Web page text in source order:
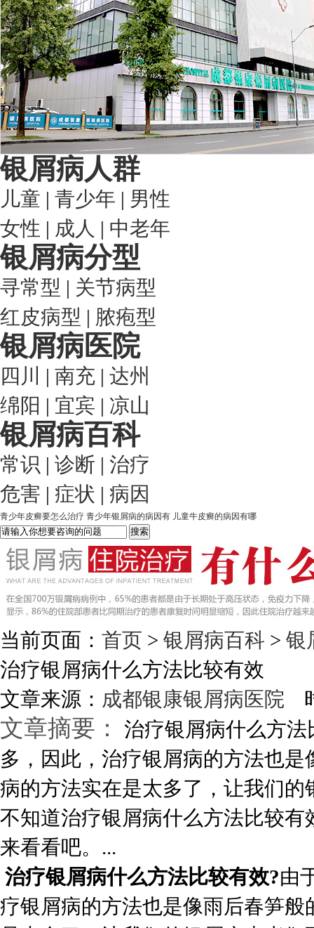
银屑病人群
儿童 | 青少年 | 男性
女性 | 成人 | 中老年
银屑病分型
寻常型 | 关节病型
红皮病型 | 脓疱型
银屑病医院
四川 | 南充 | 达州
绵阳 | 宜宾 | 凉山
银屑病百科
常识 | 诊断 | 治疗
危害 | 症状 | 病因
青少年皮癣要怎么治疗 青少年银屑病的病因有 儿童牛皮癣的病因有哪
当前页面： 首页 > 银屑病百科 > 银
治疗银屑病什么方法比较有效
文章来源： 成都银康银屑病医院
文章摘要：
治疗银屑病什么方
多，因此，治疗银屑病的方法也
病的方法实在是太多了，让我们
不知道治疗银屑病什么方法比较
来看看吧。...
治疗银屑病什么方法比较有效?由
疗银屑病的方法也是像雨后春笋